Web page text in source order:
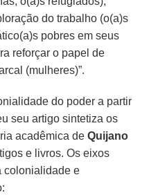
do trabalho (o(a)s
pobres em seus
reforçar o papel de
(mulheres)”.
do poder a partir
seu artigo sintetiza os
acadêmica deQuijano
e livros. Os eixos
colonialidade e